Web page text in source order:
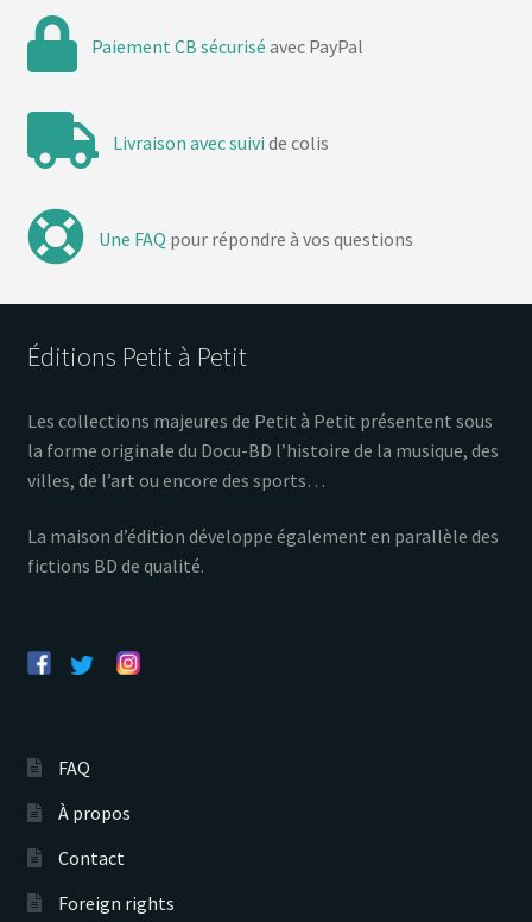
Paiement CB sécurisé avec PayPal
Livraison avec suivi de colis
Une FAQ pour répondre à vos questions
Éditions Petit à Petit
Les collections majeures de Petit à Petit présentent sous
la forme originale du Docu-BD l’histoire de la musique, des
villes, de l’art ou encore des sports…
La maison d’édition développe également en parallèle des
fictions BD de qualité.
FAQ
À propos
Contact
Foreign rights